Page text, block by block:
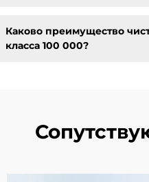
Каково преимущество
класса 100 000?